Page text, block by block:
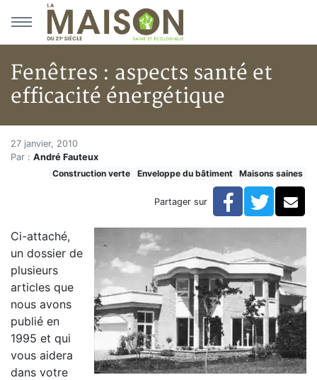
Aller au menu principal
Aller au contenu principal
Fenêtres : aspects santé et
efficacité énergétique
Accueil
Articles
Maisons saines
Hypersensibilités environnementales
Fenêtres : aspects santé et efficacité énergétique
Fenêtres : aspects santé et
27 janvier, 2010
Par : André Fauteux
Construction verte
Enveloppe du bâtiment Maisons saines
Partager sur Facebook
Ci-attaché,
un dossier de
plusieurs
articles que
nous avons
publié en
1995 et qui
vous aidera
dans votre